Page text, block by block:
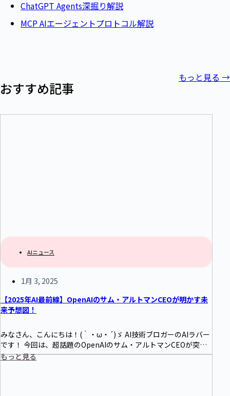
ChatGPT Agents深掘り解説
MCP AIエージェントプロトコル解説
おすすめ記事
もっと見る →
AIニュース
1月 3, 2025
【2025年AI最前線】OpenAIのサム・アルトマンCEOが明かす未
来予想図！
みなさん、こんにちは！(｀・ω・´)ゞ AI技術ブロガーのAIラバー
です！ 今回は、超話題のOpenAIのサム・アルトマンCEOが突如
発表した2025年の開発計画についてご紹介します！なんと、クリ
もっと見る